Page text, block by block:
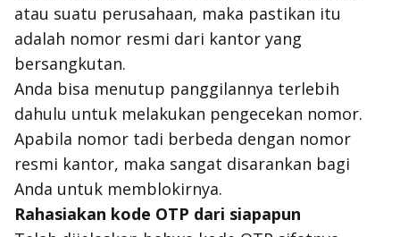
atau suatu perusahaan, maka pastikan itu
adalah nomor resmi dari kantor yang
bersangkutan.
Anda bisa menutup panggilannya terlebih
dahulu untuk melakukan pengecekan nomor.
Apabila nomor tadi berbeda dengan nomor
resmi kantor, maka sangat disarankan bagi
Anda untuk memblokirnya.
Rahasiakan kode OTP dari siapapun